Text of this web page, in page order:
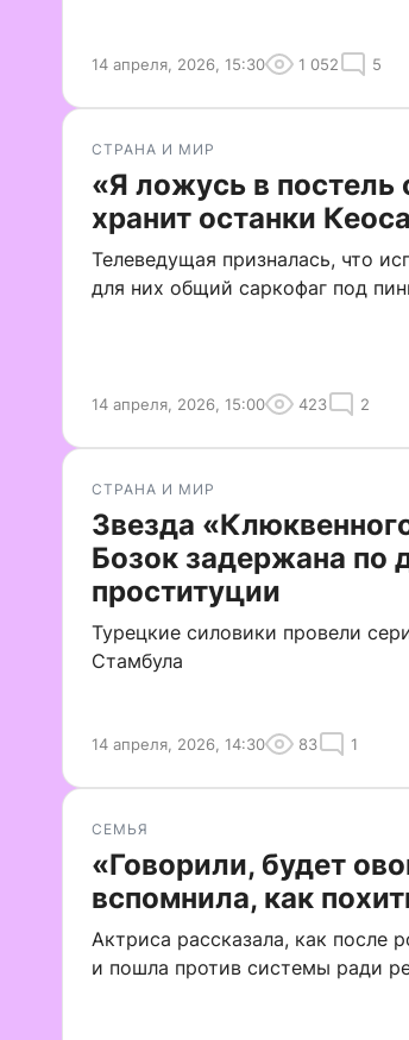
14 апреля, 2026, 15:30 1 052 5
СТРАНА И МИР
«Я ложусь в
хранит останки
Телеведущая призналась, что
для них общий саркофаг под
14 апреля, 2026, 15:00 423 2
СТРАНА И МИР
Звезда
Бозок задержана по
проституции
Турецкие силовики провели
Стамбула
14 апреля, 2026, 14:30 83 1
СЕМЬЯ
«Говорили, будет
вспомнила, как
Актриса рассказала, как после
и пошла против системы ради